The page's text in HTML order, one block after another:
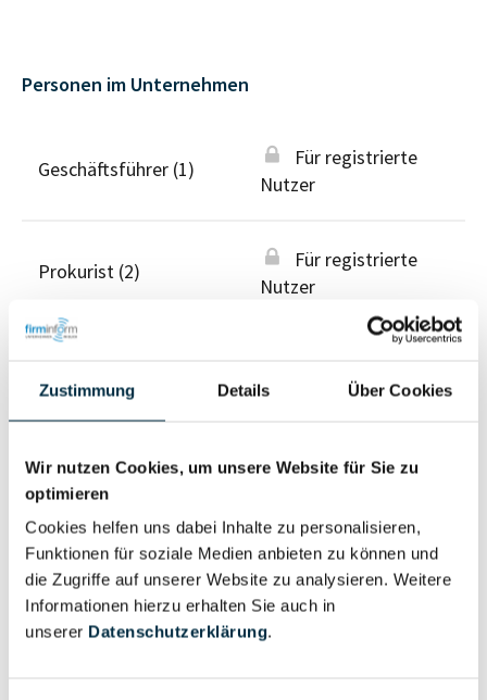
Zustimmung Details Über Cookies
Wir nutzen Cookies, um unsere Website für Sie zu
optimieren
Cookies helfen uns dabei Inhalte zu personalisieren,
Funktionen für soziale Medien anbieten zu können und
die Zugriffe auf unserer Website zu analysieren. Weitere
Informationen hierzu erhalten Sie auch in
unserer Datenschutzerklärung.
Personen im Unternehmen
Geschäftsführer (1)
Für registrierte
Nutzer
Prokurist (2)
Für registrierte
Nutzer
Berechtigter
Unternehmensprofil
Eigentums- und Kontrollstruktur
Gesellschafterstruktur
Vollständiges
Unternehmensprofil
anfragen